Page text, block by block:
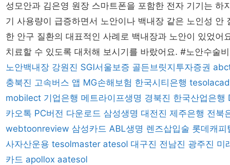
성모안과 김은영 원장 스마트폰을 포함한 전자 기기는 하
기 사용량이 급증하면서 노안이나 백내장 같은 노인성 안
한 안구 질환의 대표적인 사례로 백내장과 노안이 있었어
치료할 수 있도록 대처해 보시기를 바랐어요. #노안수술
노안백내장 강원진 SGI서울보증 골든브릿지투자증권
충북진 고속버스 앱 MG손해보험 한국시티은행
mobilect 기업은행 메트라이프생명 경북진 한국산업은행
카오톡 PC버전 다운로드 삼성생명 대전진 제주은행 전북
webtoonreview 삼성카드 ABL생명 렌즈삽입술 롯데캐피
사자산운용 tesolmaster atesol 대구진 전남진 광주진 미
카드 apollox aatesol